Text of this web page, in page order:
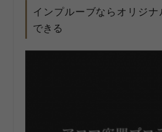
インプルーブならオリジ
できる